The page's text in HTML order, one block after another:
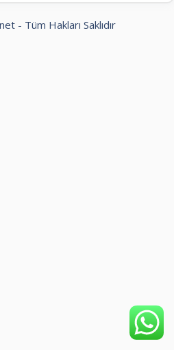
- Tüm Hakları Saklıdır